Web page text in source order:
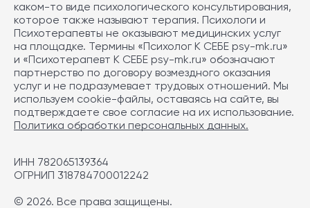
каком-то виде психологического консультирования,
которое также называют терапия. Психологи и
Психотерапевты не оказывают медицинских услуг
на площадке. Термины «Психолог К СЕБЕ psy-mk.ru»
и «Психотерапевт К СЕБЕ psy-mk.ru» обозначают
партнерство по договору возмездного оказания
услуг и не подразумевает трудовых отношений. Мы
используем cookie-файлы, оставаясь на сайте, вы
подтверждаете свое согласие на их использование.
Политика обработки персональных данных.
ИНН 782065139364
ОГРНИП 318784700012242
© 2026. Все права защищены.